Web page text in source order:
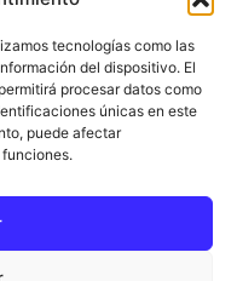
tecnologías como las
del dispositivo. El
procesar datos como
únicas en este
puede afectar